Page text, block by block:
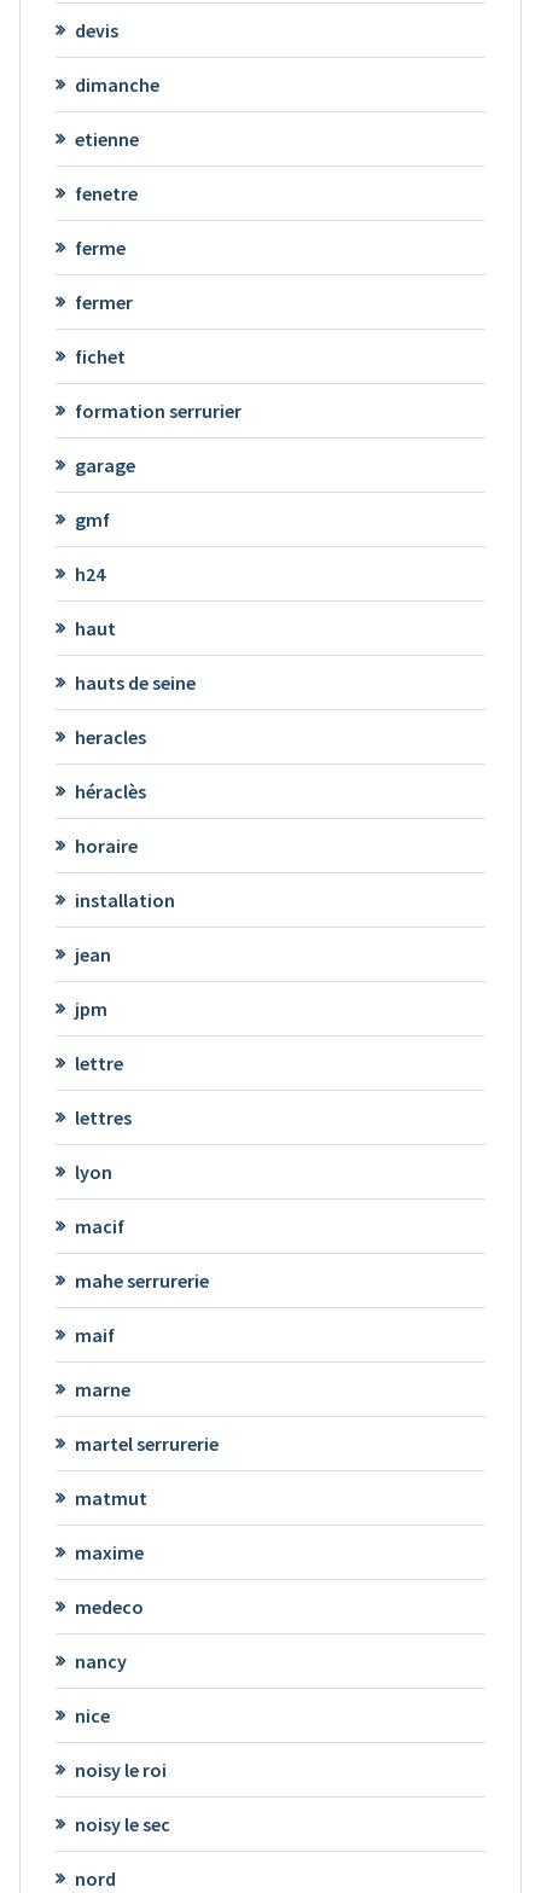
devis
dimanche
etienne
fenetre
ferme
fermer
fichet
formation serrurier
garage
gmf
h24
haut
hauts de seine
heracles
héraclès
horaire
installation
jean
jpm
lettre
lettres
lyon
macif
mahe serrurerie
maif
marne
martel serrurerie
matmut
maxime
medeco
nancy
nice
noisy le roi
noisy le sec
nord